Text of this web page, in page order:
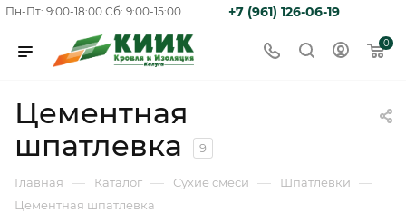
Пн-Пт: 9:00-18:00 Сб: 9:00-15:00 +7 (961) 126-06-19
0
Цементная
шпатлевка
9
Главная — Каталог — Сухие смеси — Шпатлевки —
Цементная шпатлевка